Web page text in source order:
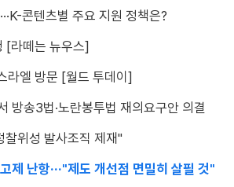
콘텐츠별 주요 지원 정책은?
[라떼는 뉴우스]
라엘 방문 [월드 투데이]
방송3법·노란봉투법 재의요구안 의결
찰위성 발사조직 제재"
제 난항···"제도 개선점 면밀히 살필 것"